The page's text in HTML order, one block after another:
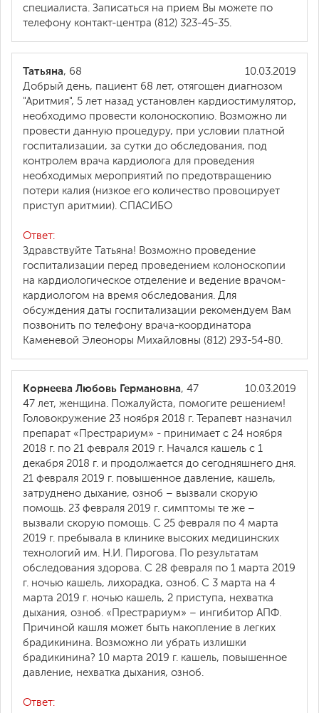
специалиста. Записаться на прием Вы можете по
телефону контакт-центра (812) 323-45-35.
10.03.2019
Татьяна, 68
Добрый день, пациент 68 лет, отягощен диагнозом
"Аритмия", 5 лет назад установлен кардиостимулятор,
необходимо провести колоноскопию. Возможно ли
провести данную процедуру, при условии платной
госпитализации, за сутки до обследования, под
контролем врача кардиолога для проведения
необходимых мероприятий по предотвращению
потери калия (низкое его количество провоцирует
приступ аритмии). СПАСИБО
Ответ:
Здравствуйте Татьяна! Возможно проведение
госпитализации перед проведением колоноскопии
на кардиологическое отделение и ведение врачом-
кардиологом на время обследования. Для
обсуждения даты госпитализации рекомендуем Вам
позвонить по телефону врача-координатора
Каменевой Элеоноры Михайловны (812) 293-54-80.
10.03.2019
Корнеева Любовь Германовна, 47
47 лет, женщина. Пожалуйста, помогите решением!
Головокружение 23 ноября 2018 г. Терапевт назначил
препарат «Престрариум» - принимает с 24 ноября
2018 г. по 21 февраля 2019 г. Начался кашель с 1
декабря 2018 г. и продолжается до сегодняшнего дня.
21 февраля 2019 г. повышенное давление, кашель,
затруднено дыхание, озноб – вызвали скорую
помощь. 23 февраля 2019 г. симптомы те же –
вызвали скорую помощь. С 25 февраля по 4 марта
2019 г. пребывала в клинике высоких медицинских
технологий им. Н.И. Пирогова. По результатам
обследования здорова. С 28 февраля по 1 марта 2019
г. ночью кашель, лихорадка, озноб. С 3 марта на 4
марта 2019 г. ночью кашель, 2 приступа, нехватка
дыхания, озноб. «Престрариум» – ингибитор АПФ.
Причиной кашля может быть накопление в легких
брадикинина. Возможно ли убрать излишки
брадикинина? 10 марта 2019 г. кашель, повышенное
давление, нехватка дыхания, озноб.
Ответ: